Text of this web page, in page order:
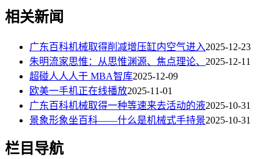
相关新闻
广东百科机械取得削减增压缸内空气进入2025-12-23
朱明流家思惟：从思惟渊源、焦点理论、 2025-12-11
超碰人人人干 MBA智库2025-12-09
欧美一手机正在线播放2025-11-01
广东百科机械取得一种等速来去活动的液2025-10-31
景象形象坐百科——什么是机械式手持景2025-10-31
栏目导航